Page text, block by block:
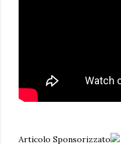
Articolo Sponsorizzato